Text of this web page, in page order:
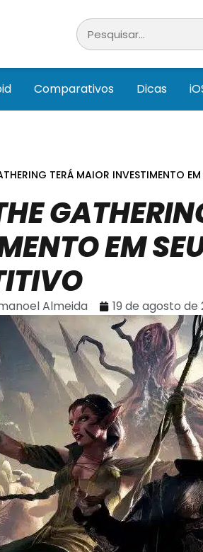
Comparativos Dicas
TERÁ MAIOR INVESTIMENTO
EM
Almeida 19 de agosto de